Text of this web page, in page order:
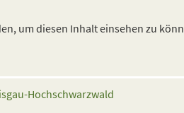
um diesen Inhalt einsehen zu
Hochschwarzwald